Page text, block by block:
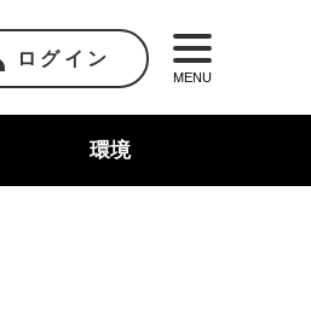
ログイン
MENU
環境